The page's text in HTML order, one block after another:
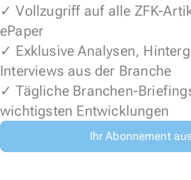
✓ Vollzugriff auf alle ZFK-
ePaper
✓ Exklusive Analysen,
Interviews aus der Branche
✓ Tägliche Branchen-
wichtigsten Entwicklungen
Ihr Abonnement